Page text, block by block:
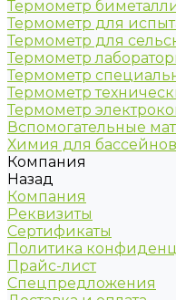
Термометр
Термометр для
Термометр для
Термометр
Термометр
Термометр
Термометр
Вспомогательные
Химия для бассейнов
Компания
Назад
Компания
Реквизиты
Сертификаты
Политика
Прайс-лист
Спецпредложения